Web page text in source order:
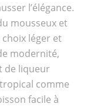
l’élégance.
mousseux et
léger et
modernité,
de liqueur
comme
facile à